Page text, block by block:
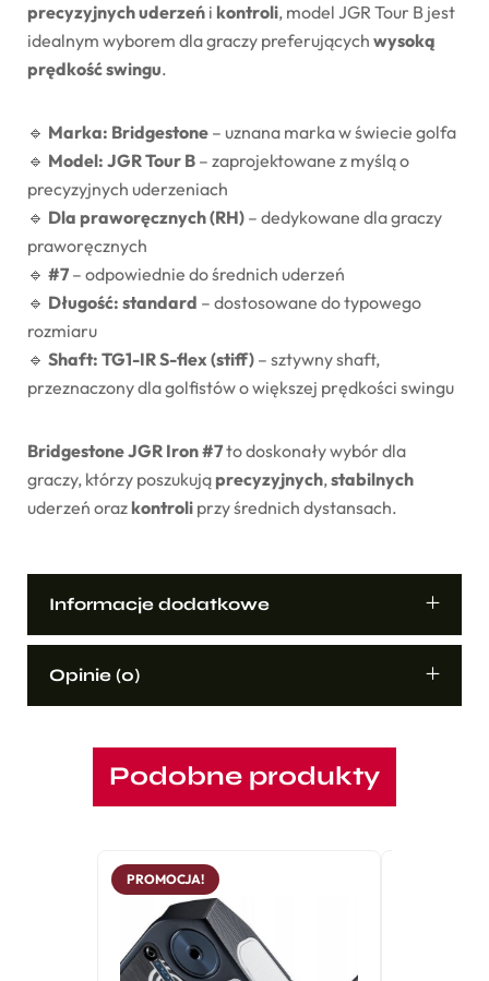
precyzyjnych uderzeń i kontroli, model JGR Tour B jest
idealnym wyborem dla graczy preferujących wysoką
prędkość swingu.
🔹 Marka: Bridgestone – uznana marka w świecie golfa
🔹 Model: JGR Tour B – zaprojektowane z myślą o
precyzyjnych uderzeniach
🔹 Dla praworęcznych (RH) – dedykowane dla graczy
praworęcznych
🔹 #7 – odpowiednie do średnich uderzeń
🔹 Długość: standard – dostosowane do typowego
rozmiaru
🔹 Shaft: TG1-IR S-flex (stiff) – sztywny shaft,
przeznaczony dla golfistów o większej prędkości swingu
Bridgestone JGR Iron #7to doskonały wybór dla
graczy, którzy poszukują precyzyjnych,stabilnych
uderzeń oraz kontroli przy średnich dystansach.
Informacje dodatkowe
Opinie (0)
Podobne produkty
PROMOCJA!